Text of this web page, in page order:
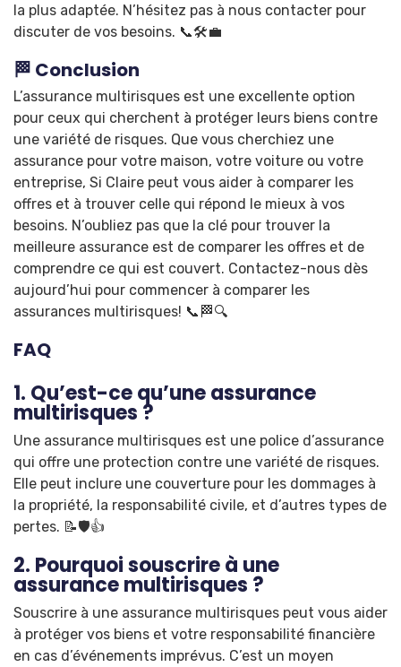
la plus adaptée. N’hésitez pas à nous contacter pour
discuter de vos besoins. 📞🛠️💼
🏁 Conclusion
L’assurance multirisques est une excellente option
pour ceux qui cherchent à protéger leurs biens contre
une variété de risques. Que vous cherchiez une
assurance pour votre maison, votre voiture ou votre
entreprise, Si Claire peut vous aider à comparer les
offres et à trouver celle qui répond le mieux à vos
besoins. N’oubliez pas que la clé pour trouver la
meilleure assurance est de comparer les offres et de
comprendre ce qui est couvert. Contactez-nous dès
aujourd’hui pour commencer à comparer les
assurances multirisques! 📞🏁🔍
FAQ
1. Qu’est-ce qu’une assurance
multirisques ?
Une assurance multirisques est une police d’assurance
qui offre une protection contre une variété de risques.
Elle peut inclure une couverture pour les dommages à
la propriété, la responsabilité civile, et d’autres types de
pertes. 📝🛡️👍
2. Pourquoi souscrire à une
assurance multirisques ?
Souscrire à une assurance multirisques peut vous aider
à protéger vos biens et votre responsabilité financière
en cas d’événements imprévus. C’est un moyen